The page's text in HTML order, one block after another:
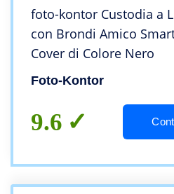
foto-kontor Custodia a
con Brondi Amico
Cover di Colore Nero
Foto-Kontor
9.6